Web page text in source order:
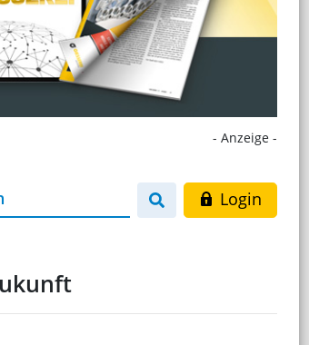
- Anzeige -
Login